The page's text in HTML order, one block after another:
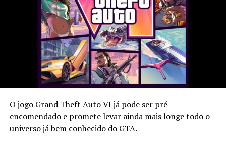
O jogo Grand Theft Auto VI já pode ser pré-
encomendado e promete levar ainda mais longe todo o
universo já bem conhecido do GTA.